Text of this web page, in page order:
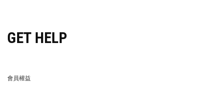
GET HELP
會員權益